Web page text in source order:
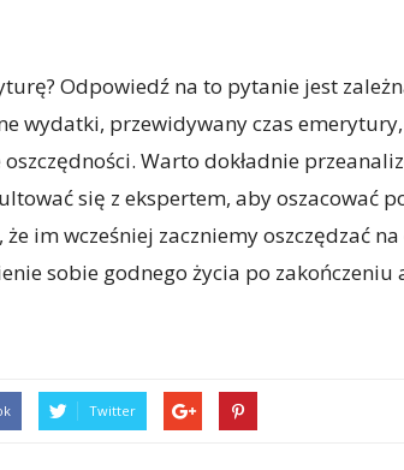
Odpowiedź na to pytanie jest
wydatki, przewidywany czas
Warto dokładnie
się z ekspertem, aby oszacować
że im wcześniej zaczniemy oszczędzać
sobie godnego życia po
Twitter